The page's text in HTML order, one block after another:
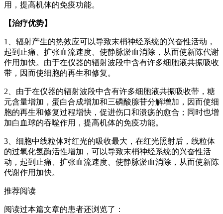
用，提高机体的免疫功能。
【治疗优势】
1、辐射产生的热效应可以导致末梢神经系统的兴奋性活动，
起到止痛、扩张血流速度、使静脉淤血消除，从而使新陈代谢
作用加快。由于在仪器的辐射波段中含有许多细胞液共振吸收
带，因而使细胞的再生和修复。
2、由于在仪器的辐射波段中含有许多细胞液共振吸收带，糖
元含量增加，蛋白合成增加和三磷酸腺苷分解增加，因而使细
胞的再生和修复过程增快，促进伤口和溃疡的愈合；同时也增
加白血球的吞噬作用，提高机体的免疫功能。
3、细胞中线粒体对红光的吸收最大，在红光照射后，线粒体
的过氧化氢酶活性增加，可以导致末梢神经系统的兴奋性活
动，起到止痛、扩张血流速度、使静脉淤血消除，从而使新陈
代谢作用加快。
推荐阅读
阅读过本篇文章的患者还浏览了：